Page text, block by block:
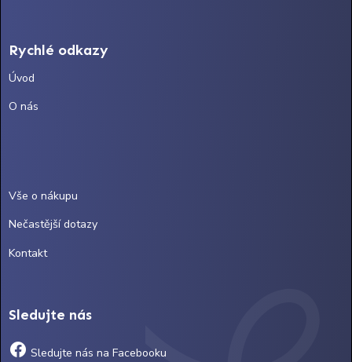
Rychlé odkazy
Úvod
O nás
Vše o nákupu
Nečastější dotazy
Kontakt
Sledujte nás
Sledujte nás na Facebooku